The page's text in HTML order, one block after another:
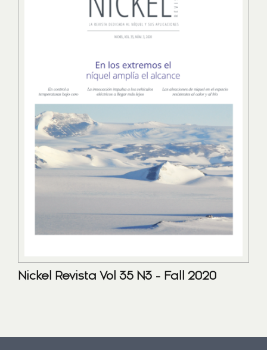
Nickel Revista Vol 35 N3 - Fall 2020